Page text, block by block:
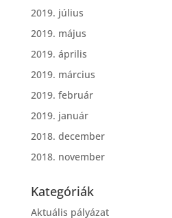
2019. július
2019. május
2019. április
2019. március
2019. február
2019. január
2018. december
2018. november
Kategóriák
Aktuális pályázat